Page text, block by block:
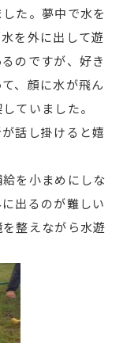
た。夢中で水を
を外に出して遊
のですが、好き
、顔に水が飛ん
ていました。
話し掛けると嬉
を小まめにしな
出るのが難しい
整えながら水遊